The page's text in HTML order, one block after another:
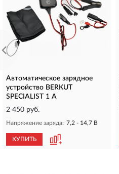
Автоматическое зарядное
устройство BERKUT
SPECIALIST 1 А
2 450 руб.
Напряжение заряда: 7,2 - 14,7 В
КУПИТЬ